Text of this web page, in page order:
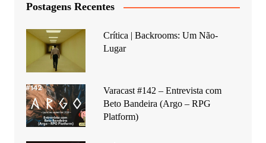
Postagens Recentes
Crítica | Backrooms: Um Não-
Lugar
Varacast #142 – Entrevista com
Beto Bandeira (Argo – RPG
Platform)